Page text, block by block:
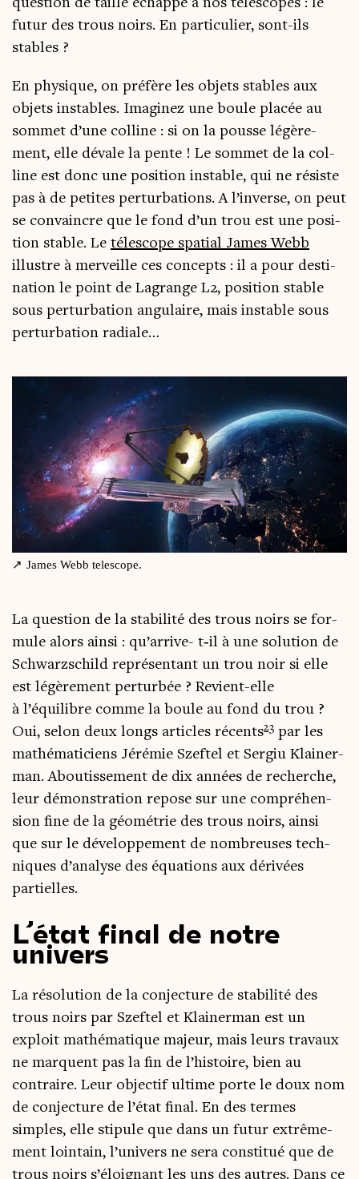
ques­tion de taille échappe à nos téles­copes : le
futur des trous noirs. En par­ti­cu­lier, sont-ils
stables ?
En phy­sique, on pré­fère les objets stables aux
objets instables. Ima­gi­nez une boule pla­cée au
som­met d’une col­line : si on la pousse légè­re­
ment, elle dévale la pente ! Le som­met de la col­
line est donc une posi­tion instable, qui ne résiste
pas à de petites per­tur­ba­tions. A l’inverse, on peut
se convaincre que le fond d’un trou est une posi­
tion stable. Le téles­cope spa­tial James Webb
illustre à mer­veille ces concepts : il a pour des­ti­
na­tion le point de Lagrange L2, posi­tion stable
sous per­tur­ba­tion angu­laire, mais instable sous
per­tur­ba­tion radiale…
James Webb telescope.
La ques­tion de la sta­bi­li­té des trous noirs se for­
mule alors ain­si : qu’arrive- t‑il à une solu­tion de
Schwarz­schild repré­sen­tant un trou noir si elle
est légè­re­ment per­tur­bée ? Revient-elle
à l’équilibre comme la boule au fond du trou ?
Oui, selon deux longs articles récents23 par les
mathé­ma­ti­ciens Jéré­mie Szef­tel et Ser­giu Klai­ner­
man. Abou­tis­se­ment de dix années de recherche,
leur démons­tra­tion repose sur une com­pré­hen­
sion fine de la géo­mé­trie des trous noirs, ain­si
que sur le déve­lop­pe­ment de nom­breuses tech­
niques d’analyse des équa­tions aux déri­vées
partielles.
L’état final de notre
univers
La réso­lu­tion de la conjec­ture de sta­bi­li­té des
trous noirs par Szef­tel et Klai­ner­man est un
exploit mathé­ma­tique majeur, mais leurs tra­vaux
ne marquent pas la fin de l’histoire, bien au
contraire. Leur objec­tif ultime porte le doux nom
de conjec­ture de l’état final. En des termes
simples, elle sti­pule que dans un futur extrê­me­
ment loin­tain, l’univers ne sera consti­tué que de
trous noirs s’éloignant les uns des autres. Dans ce